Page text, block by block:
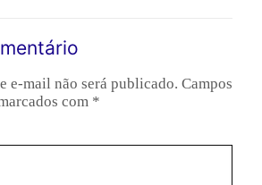
e-mail não será publicado. Campos
com *